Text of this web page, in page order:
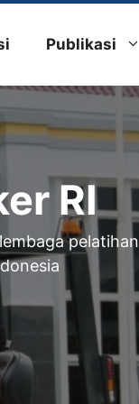
Publikasi
RI
pelatihan